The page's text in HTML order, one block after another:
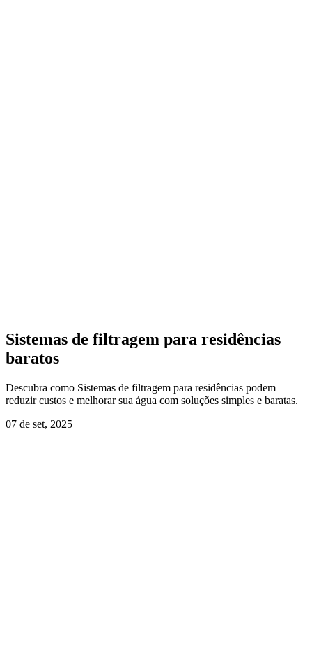
Sistemas de filtragem para residências
baratos
Descubra como Sistemas de filtragem para residências podem
reduzir custos e melhorar sua água com soluções simples e baratas.
07 de set, 2025